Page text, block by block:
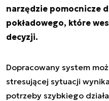
narzędzie pomocnicze
pokładowego, które
decyzji.
Dopracowany system
stresującej sytuacji
potrzeby szybkiego